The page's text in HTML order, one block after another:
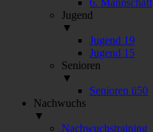
6. Mannschaft
Jugend
▼
Jugend 19
Jugend 15
Senioren
▼
Senioren ü50
Nachwuchs
▼
Nachwuchstraining